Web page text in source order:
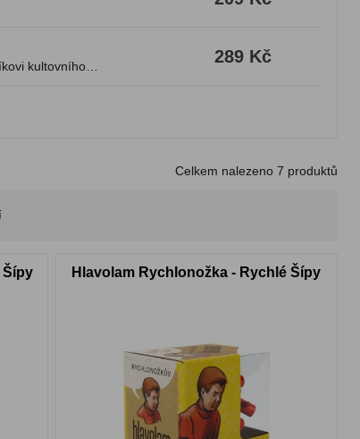
kultovního
289 Kč
Celkem nalezeno 7 produktů
Šípy Hlavolam Rychlonožka - Rychlé Šípy